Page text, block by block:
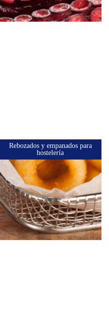
Rebozados y empanados para
hostelería